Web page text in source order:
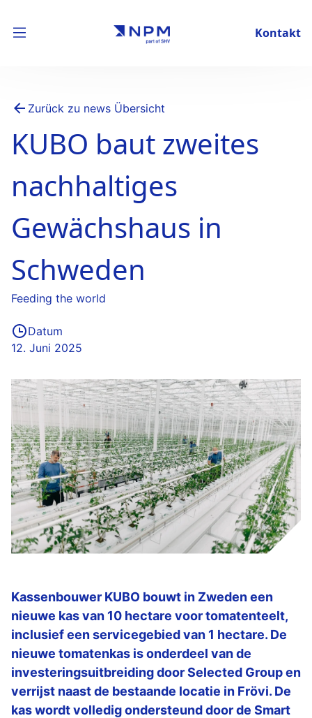
Kontakt
Zurück zu news Übersicht
KUBO baut zweites
nachhaltiges
Gewächshaus in
Schweden
Feeding the world
Datum
12. Juni 2025
Kassenbouwer KUBO bouwt in Zweden een
nieuwe kas van 10 hectare voor tomatenteelt,
inclusief een servicegebied van 1 hectare. De
nieuwe tomatenkas is onderdeel van de
investeringsuitbreiding door Selected Group en
verrijst naast de bestaande locatie in Frövi. De
kas wordt volledig ondersteund door de Smart